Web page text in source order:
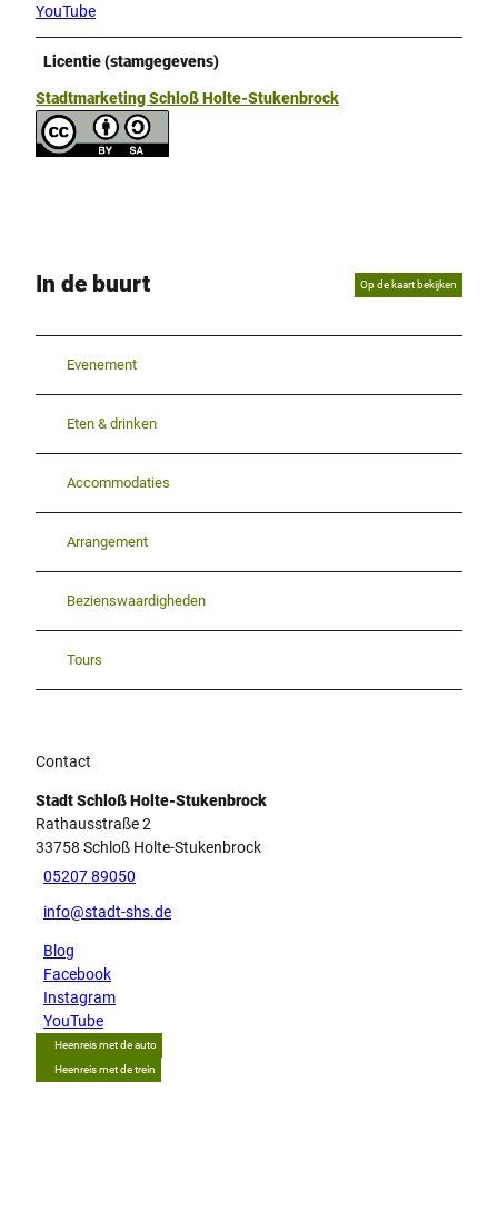
YouTube
Licentie (stamgegevens)
Stadtmarketing Schloß Holte-Stukenbrock
In de buurt Op de kaart bekijken
Evenement
Eten & drinken
Accommodaties
Arrangement
Bezienswaardigheden
Tours
Contact
Stadt Schloß Holte-Stukenbrock
Rathausstraße 2
33758 Schloß Holte-Stukenbrock
05207 89050
info@stadt-shs.de
Blog
Facebook
Instagram
YouTube
Heenreis met de auto
Heenreis met de trein